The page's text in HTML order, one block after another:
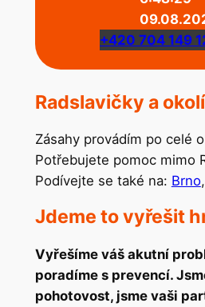
+420 704 149
Radslavičky a okolí
Zásahy provádím po celé
Potřebujete pomoc mimo
Podívejte se také na: Brno,
Jdeme to vyřešit
Vyřešíme váš akutní
poradíme s prevencí.
pohotovost, jsme vaši